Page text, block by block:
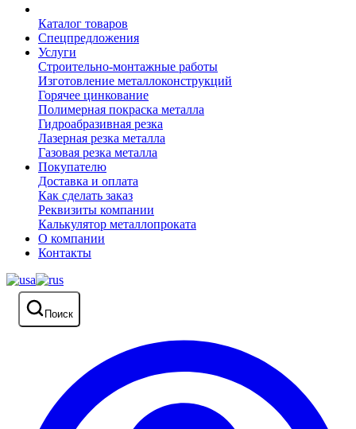
Каталог товаров
Спецпредложения
Услуги
Строительно-монтажные работы
Изготовление металлоконструкций
Горячее цинкование
Полимерная покраска металла
Гидроабразивная резка
Лазерная резка металла
Газовая резка металла
Покупателю
Доставка и оплата
Как сделать заказ
Реквизиты компании
Калькулятор металлопроката
О компании
Контакты
Поиск